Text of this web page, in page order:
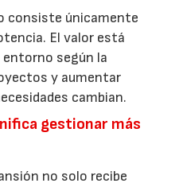
consiste únicamente
El valor está
entorno según la
y aumentar
cambian.
gestionar más
no solo recibe